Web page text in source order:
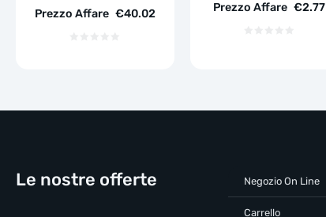
€40.02
Prezzo Affare
€2.77
Prezzo Affare
Le nostre offerte Negozio On Line
Carrello